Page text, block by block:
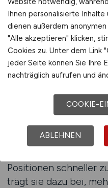
Berufsrückkehrer
den Auswahlprozess
Entscheidend ist
Zielgruppen genau zu
Stellenanzeigen so zu
berücksichtigen.
Eine breitere
die Abhängigkeit
Positionen schneller
trägt sie dazu bei,
Ihnen personalisierte Inhalte
dienen außerdem
"Alle akzeptieren" klicken,
Cookies zu. Unter dem Link
jeder Seite können Sie Ihre
nachträglich aufrufen und
COOKIE-
ABLEHNEN